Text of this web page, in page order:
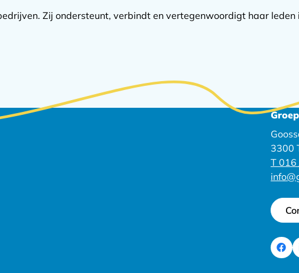
Zij ondersteunt, verbindt en vertegenwoordigt haar leden
3300
T 016